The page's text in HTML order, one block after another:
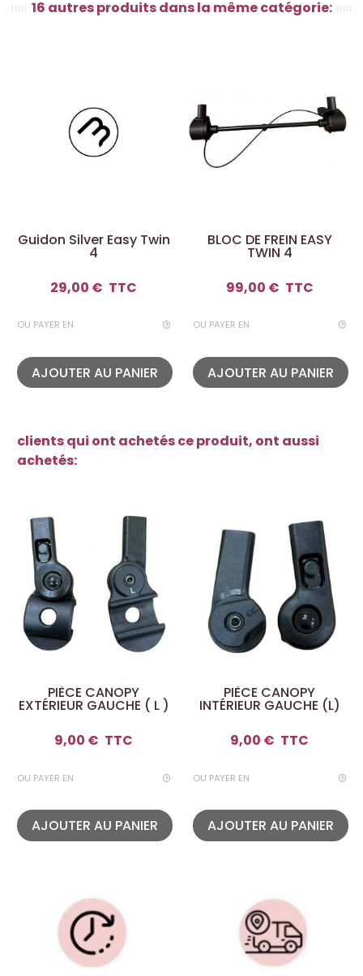
16 autres produits dans la même catégorie:
Guidon Silver Easy Twin
4
29,00 € TTC
OU PAYER EN
AJOUTER AU PANIER
BLOC DE FREIN EASY
TWIN 4
99,00 € TTC
OU PAYER EN
AJOUTER AU PANIER
clients qui ont achetés ce produit, ont aussi
achetés:
PIÈCE CANOPY
EXTÉRIEUR GAUCHE ( L )
9,00 € TTC
OU PAYER EN
AJOUTER AU PANIER
PIÈCE CANOPY
INTÉRIEUR GAUCHE (L)
9,00 € TTC
OU PAYER EN
AJOUTER AU PANIER